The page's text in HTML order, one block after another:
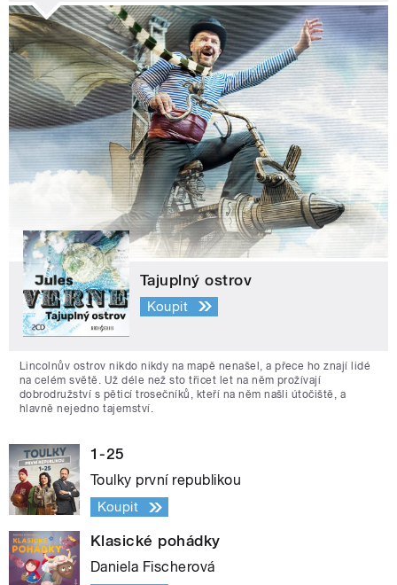
Tajuplný ostrov
Koupit
Lincolnův ostrov nikdo nikdy na mapě nenašel, a přece ho znají lidé
na celém světě. Už déle než sto třicet let na něm prožívají
dobrodružství s pěticí trosečníků, kteří na něm našli útočiště, a
hlavně nejedno tajemství.
1-25
Toulky první republikou
Koupit
Klasické pohádky
Daniela Fischerová